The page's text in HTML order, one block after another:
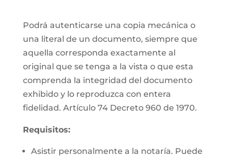
Podrá autenticarse una copia mecánica o
una literal de un documento, siempre que
aquella corresponda exactamente al
original que se tenga a la vista o que esta
comprenda la integridad del documento
exhibido y lo reproduzca con entera
fidelidad. Artículo 74 Decreto 960 de 1970.
Requisitos:
Asistir personalmente a la notaría. Puede